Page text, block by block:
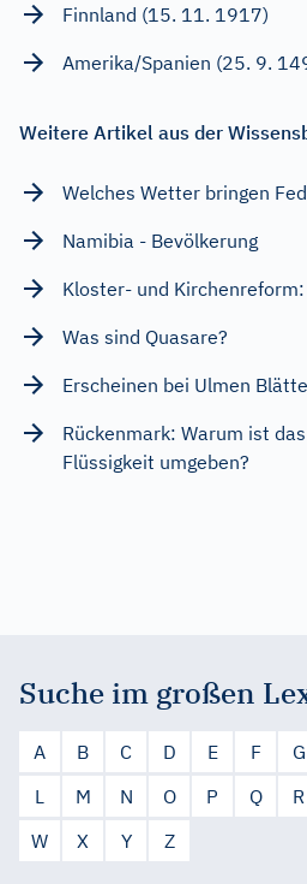
Finnland (15. 11. 1917)
Amerika/Spanien (25. 9.
Weitere Artikel aus der
Welches Wetter bringen
Namibia - Bevölkerung
Kloster- und
Was sind Quasare?
Erscheinen bei Ulmen
Rückenmark: Warum ist
Flüssigkeit umgeben?
Suche im großen
A B C D E F G
L
M N O P Q R
W
X Y Z